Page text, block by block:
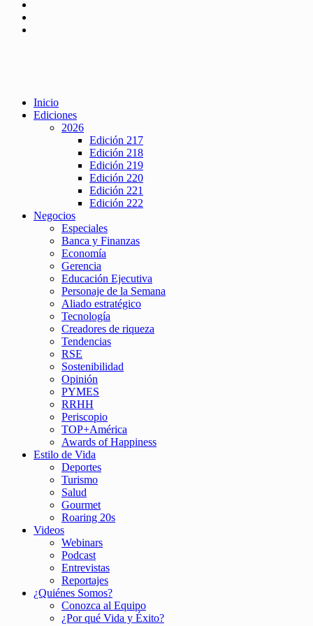
Inicio
Ediciones
2026
Edición 217
Edición 218
Edición 219
Edición 220
Edición 221
Edición 222
Negocios
Especiales
Banca y Finanzas
Economía
Gerencia
Educación Ejecutiva
Personaje de la Semana
Aliado estratégico
Tecnología
Creadores de riqueza
Tendencias
RSE
Sostenibilidad
Opinión
PYMES
RRHH
Periscopio
TOP+América
Awards of Happiness
Estilo de Vida
Deportes
Turismo
Salud
Gourmet
Roaring 20s
Videos
Webinars
Podcast
Entrevistas
Reportajes
¿Quiénes Somos?
Conozca al Equipo
¿Por qué Vida y Éxito?